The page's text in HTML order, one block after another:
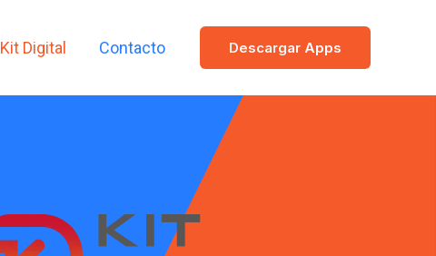
Kit Digital Contacto Descargar Apps